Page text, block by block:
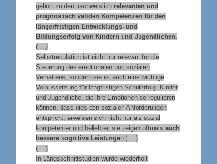
gehört zu den nachweislich relevanten und
prognostisch validen Kompetenzen für den
längerfristigen Entwicklungs- und
Bildungserfolg von Kindern und Jugendlichen.
(….)
Selbstregulation ist nicht nur relevant für die
Steuerung des emotionalen und sozialen
Verhaltens, sondern sie ist auch eine wichtige
Voraussetzung für langfristigen Schulerfolg. Kinder
und Jugendliche, die ihre Emotionen so regulieren
können, dass dies den sozialen Anforderungen
entspricht, erweisen sich nicht nur als sozial
kompetenter und beliebter, sie zeigen oftmals auch
bessere kognitive Leistungen.(….)
(….)
In Längsschnittstudien wurde wiederholt